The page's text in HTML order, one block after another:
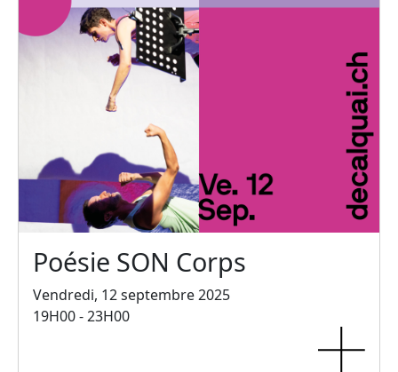
Poésie SON Corps
Vendredi, 12 septembre 2025
19H00 - 23H00